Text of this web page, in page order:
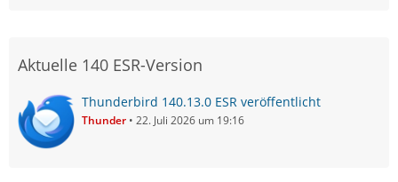
Aktuelle 140 ESR-Version
Thunderbird 140.13.0 ESR veröffentlicht
Thunder 22. Juli 2026 um 19:16